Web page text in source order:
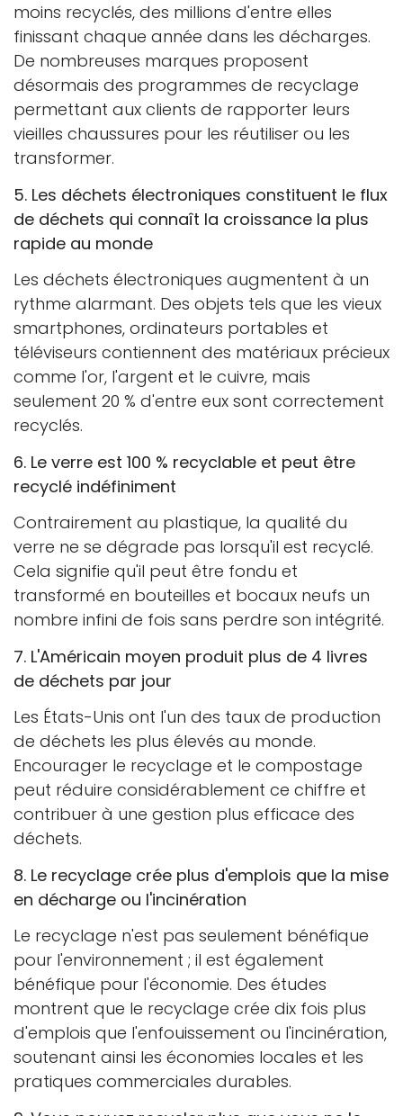
moins recyclés, des millions d'entre elles
finissant chaque année dans les décharges.
De nombreuses marques proposent
désormais des programmes de recyclage
permettant aux clients de rapporter leurs
vieilles chaussures pour les réutiliser ou les
transformer.
5. Les déchets électroniques constituent le flux
de déchets qui connaît la croissance la plus
rapide au monde
Les déchets électroniques augmentent à un
rythme alarmant. Des objets tels que les vieux
smartphones, ordinateurs portables et
téléviseurs contiennent des matériaux précieux
comme l'or, l'argent et le cuivre, mais
seulement 20 % d'entre eux sont correctement
recyclés.
6. Le verre est 100 % recyclable et peut être
recyclé indéfiniment
Contrairement au plastique, la qualité du
verre ne se dégrade pas lorsqu'il est recyclé.
Cela signifie qu'il peut être fondu et
transformé en bouteilles et bocaux neufs un
nombre infini de fois sans perdre son intégrité.
7. L'Américain moyen produit plus de 4 livres
de déchets par jour
Les États-Unis ont l'un des taux de production
de déchets les plus élevés au monde.
Encourager le recyclage et le compostage
peut réduire considérablement ce chiffre et
contribuer à une gestion plus efficace des
déchets.
8. Le recyclage crée plus d'emplois que la mise
en décharge ou l'incinération
Le recyclage n'est pas seulement bénéfique
pour l'environnement ; il est également
bénéfique pour l'économie. Des études
montrent que le recyclage crée dix fois plus
d'emplois que l'enfouissement ou l'incinération,
soutenant ainsi les économies locales et les
pratiques commerciales durables.